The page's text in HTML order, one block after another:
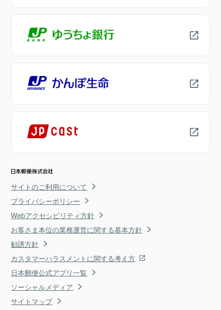
サイトのご利用について
プライバシーポリシー
Webアクセシビリティ方針
お客さま本位の業務運営に関する基本方針
勧誘方針
カスタマーハラスメントに関する考え方
日本郵便公式アプリ一覧
ソーシャルメディア
サイトマップ